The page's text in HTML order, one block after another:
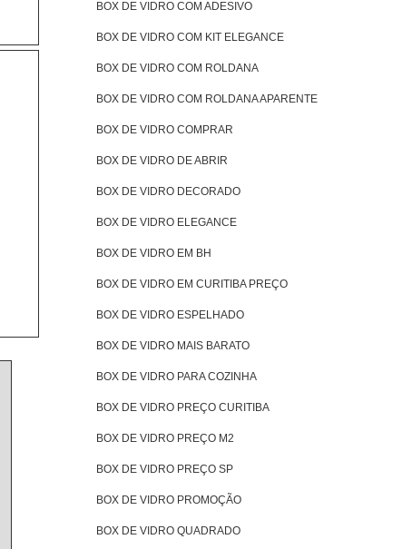
BOX DE VIDRO COM ADESIVO
BOX DE VIDRO COM KIT ELEGANCE
BOX DE VIDRO COM ROLDANA
BOX DE VIDRO COM ROLDANA APARENTE
BOX DE VIDRO COMPRAR
BOX DE VIDRO DE ABRIR
BOX DE VIDRO DECORADO
BOX DE VIDRO ELEGANCE
BOX DE VIDRO EM BH
BOX DE VIDRO EM CURITIBA PREÇO
BOX DE VIDRO ESPELHADO
BOX DE VIDRO MAIS BARATO
BOX DE VIDRO PARA COZINHA
BOX DE VIDRO PREÇO CURITIBA
BOX DE VIDRO PREÇO M2
BOX DE VIDRO PREÇO SP
BOX DE VIDRO PROMOÇÃO
BOX DE VIDRO QUADRADO